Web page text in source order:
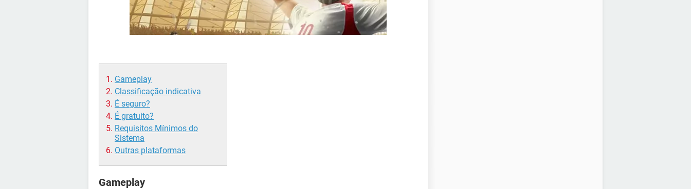
Gameplay
Classificação indicativa
É seguro?
É gratuito?
Requisitos Mínimos do
Sistema
Outras plataformas
Gameplay